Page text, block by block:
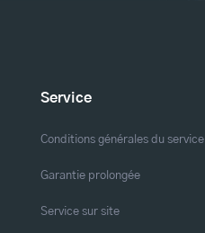
Service
Conditions générales du service
Garantie prolongée
Service sur site